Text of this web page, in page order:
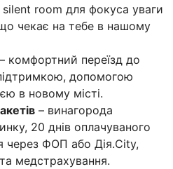
room для фокуса уваги
чекає на тебе в нашому
– комфортний переїзд до
допомогою
в новому місті.
– винагорода
20 днів оплачуваного
через ФОП або Дія.City,
медстрахування.